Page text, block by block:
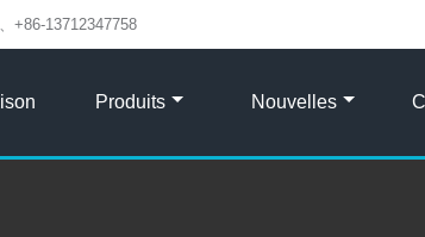
+86-13712347758
Produits Nouvelles